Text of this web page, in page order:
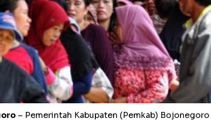
– Pemerintah Kabupaten (Pemkab)